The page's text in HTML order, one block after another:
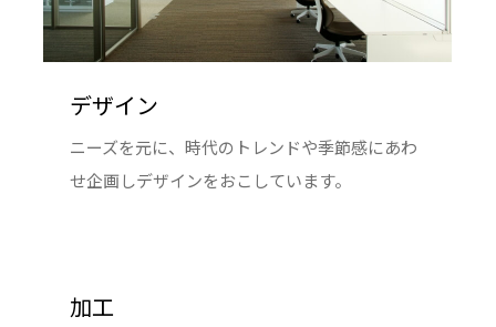
デザイン
ニーズを元に、時代のトレンドや季節感にあわ
せ企画しデザインをおこしています。
加工